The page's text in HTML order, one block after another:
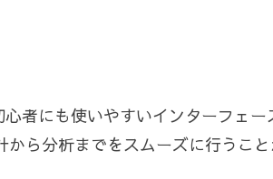
者にも使いやすいインターフェー
ら分析までをスムーズに行うこと